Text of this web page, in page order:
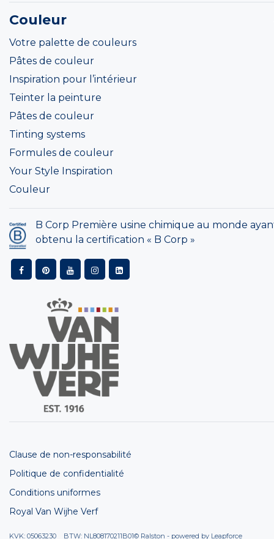
Couleur
Votre palette de couleurs
Pâtes de couleur
Inspiration pour l’intérieur
Teinter la peinture
Pâtes de couleur
Tinting systems
Formules de couleur
Your Style Inspiration
Couleur
B Corp Première usine chimique au monde
obtenu la certification « B Corp »
Clause de non-responsabilité
Politique de confidentialité
Conditions uniformes
Royal Van Wijhe Verf
KVK: 05063230 BTW: NL808170211B01© Ralston - powered by Leapforce